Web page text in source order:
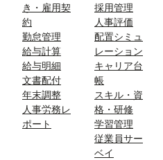
き・雇用契
約
勤怠管理
給与計算
給与明細
文書配付
年末調整
人事労務レ
ポート
採用管理
人事評価
配置シミュ
レーション
キャリア台
帳
スキル・資
格・研修
学習管理
従業員サー
ベイ